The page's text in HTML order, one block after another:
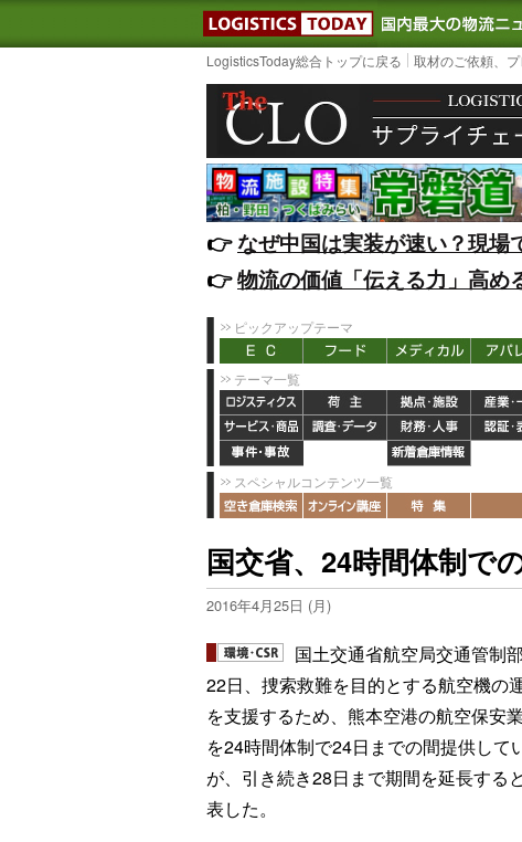
LOGISTICS
LogisticsToday総合トップに戻る 取材のご依頼、
👉️なぜ中国は実装が速い？現場
👉️物流の価値「伝える力」高め
ピックアップテーマ
テーマ一覧
スペシャルコンテンツ一覧
国交省、24時間体制で
2016年4月25日 (月)
国土交通省航空局交通管制
22日、捜索救難を目的とする航空機の
を支援するため、熊本空港の航空保安
を24時間体制で24日までの間提供して
が、引き続き28日まで期間を延長する
表した。